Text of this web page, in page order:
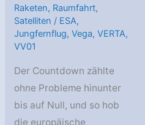
Raketen, Raumfahrt,
Satelliten / ESA,
Jungfernflug,Vega,VERTA,
VV01
Der Countdown zählte
ohne Probleme hinunter
bis auf Null, und so hob
die europäische